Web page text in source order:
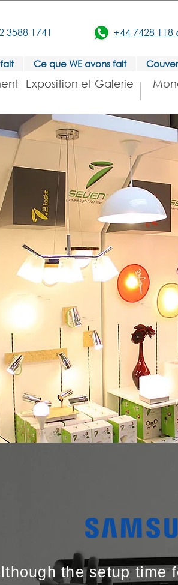
3588 1741 +44 7428 118
Ce que WE avons fait
Exposition et Galerie
the setup time